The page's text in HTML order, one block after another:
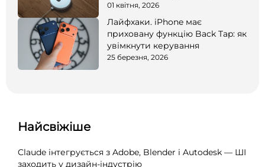
01 квітня, 2026
Лайфхаки. iPhone має
приховану функцію Back Tap: як
увімкнути керування
25 березня, 2026
Найсвіжіше
Claude інтегрується з Adobe, Blender і Autodesk — ШІ
заходить у дизайн-індустрію